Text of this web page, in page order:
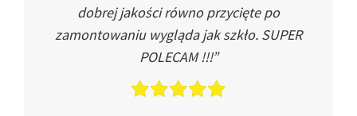
dobrej jakości równo przycięte po
zamontowaniu wygląda jak szkło. SUPER
POLECAM !!!”